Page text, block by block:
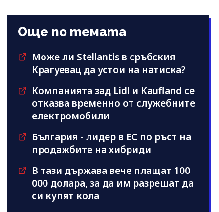
Още по темата
Може ли Stellantis в сръбския
Крагуевац да устои на натиска?
Компанията зад Lidl и Kaufland се
отказва временно от служебните
електромобили
България - лидер в ЕС по ръст на
продажбите на хибриди
В тази държава вече плащат 100
000 долара, за да им разрешат да
си купят кола